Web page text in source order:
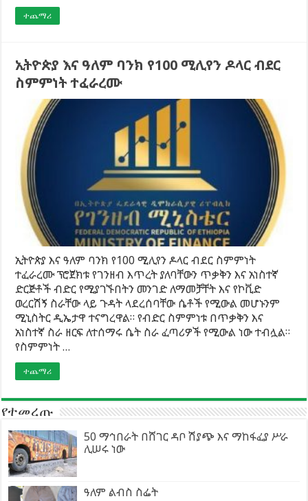
ተጨማሪ
ኢትዮጵያ እና ዓለም ባንክ የ100 ሚሊየን ዶላር ብደር
ስምምነት ተፈራረሙ
ኢትዮጵያ እና ዓለም ባንክ የ100 ሚሊየን ዶላር ብደር ስምምነት
ተፈራረሙ ፕሮጀክቱ የገንዘብ እጥረት ያለባቸውን ጥቃቅን እና አነስተኛ
ድርጅቶች ብድር የሚያገኙበትን መንገድ ለማመቻቸት እና የኮቪድ
ወረርሽኝ ስራቸው ላይ ጉዳት ላደረሰባቸው ሴቶች የሚውል መሆኑንም
ሚኒስትር ዲኤታዋ ተናግረዋል። የብድር ስምምነቱ በጥቃቅን እና
አነስተኛ ስራ ዘርፍ ለተሰማሩ ሴት ስራ ፈጣሪዎች የሚውል ነው ተብሏል።
የስምምነት …
ተጨማሪ
የተመረጡ
50 ማኅበራት በሸገር ዳቦ ሽያጭ እና ማከፋፈያ ሥራ
ሊሠሩ ነው
ዓለም ልብስ ስፌት